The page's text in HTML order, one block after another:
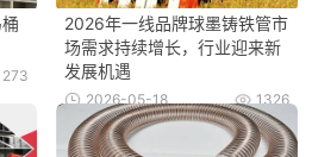
2026年一线品牌球墨铸铁管市
场需求持续增长，行业迎来新
发展机遇
1326
2026-05-18